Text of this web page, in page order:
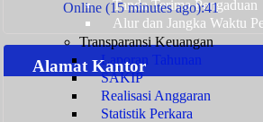
Tanda Terima Pengaduan
Alur dan Jangka Waktu
Transparansi Keuangan
Laporan Tahunan
SAKIP
Realisasi Anggaran
Statistik Perkara
Online (15 minutes ago):41
Alamat Kantor